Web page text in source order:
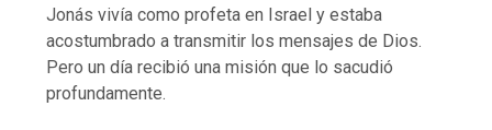
Jonás vivía como profeta en Israel y estaba
acostumbrado a transmitir los mensajes de Dios.
Pero un día recibió una misión que lo sacudió
profundamente.